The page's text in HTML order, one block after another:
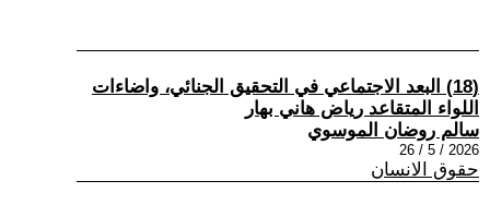
(18) البعد الاجتماعي في التحقيق الجنائي، واضاءات
اللواء المتقاعد رياض هاني بهار
سالم روضان الموسوي
2026 / 5 / 26
حقوق الانسان